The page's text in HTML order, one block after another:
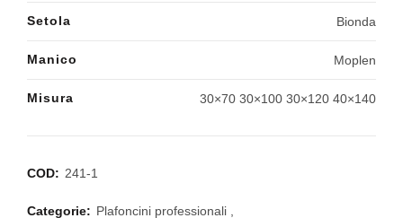
Setola Bionda
Manico Moplen
Misura 30×70 30×100 30×120 40×140
COD: 241-1
Categorie: Plafoncini professionali